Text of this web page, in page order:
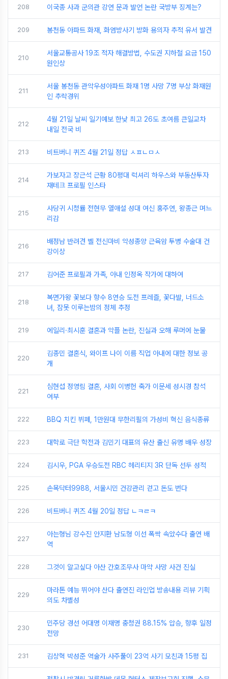
208 이국종 사과 군의관 강연 문과 발언 논란 국방부 징계는?
209 봉천동 아파트 화재, 화염방사기 방화 용의자 추적 유서 발견
210
서울교통공사 19조 적자 해결방법, 수도권 지하철 요금 150
원인상
211
서울 봉천동 관악우성아파트 화재 1명 사망 7명 부상 화재원
인 추락경위
212
4월 21일 날씨 일기예보 한낮 최고 26도 초여름 큰일교차
내일 전국 비
213 비트버니 퀴즈 4월 21일 정답 ㅅㅍㄴㅁㅅ
214
가보자고 장근석 근황 80평대 럭셔리 하우스와 부동산투자
재테크 프로필 인스타
215
사당귀 시청률 전현무 열애설 성대 여신 홍주연, 왕종근 며느
리감
216
배정남 반려견 벨 전신마비 악성종양 근육암 투병 수술대 건
강이상
217 김어준 프로필과 가족, 아내 인정옥 작가에 대하여
218
복면가왕 꽃보다 향수 8연승 도전 프레즐, 꽃다발, 너드소
녀, 잠못 이루는밤의 정체 추정
219 에일리·최시훈 결혼과 악플 논란, 진실과 오해 루머에 눈물
220
김종민 결혼식, 와이프 나이 이름 직업 아내에 대한 정보 공
개
221
심현섭 정영림 결혼, 사회 이병헌 축가 이문세 성시경 참석
여부
222 BBQ 치킨 뷔페, 1만원대 무한리필의 가성비 혁신 음식종류
223 대학로 극단 학전과 김민기 대표의 유산 출신 유명 배우 성장
224 김시우, PGA 우승도전 RBC 헤리티지 3R 단독 선두 성적
225 손목닥터9988, 서울시민 건강관리 걷고 돈도 번다
226 비트버니 퀴즈 4월 20일 정답 ㄴㅋㄹㅋ
227
아는형님 강수진 안지환 남도형 이선 폭싹 속았수다 출연 배
역
228 그것이 알고싶다 아산 간호조무사 마약 사망 사건 진실
229
마라톤 예능 뛰어야 산다 출연진 라인업 방송내용 리뷰 기획
의도 차별성
230
민주당 경선 어대명 이재명 충청권 88.15% 압승, 향후 일정
전망
231 김상혁 박성준 역술가 사주풀이 23억 사기 모친과 15평 집